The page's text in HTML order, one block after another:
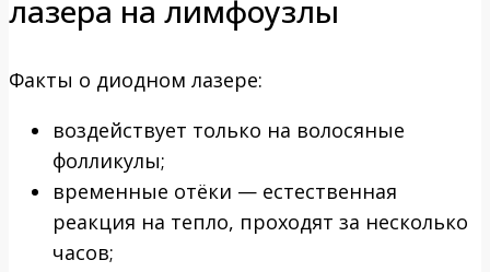
лазера на лимфоузлы
Факты о диодном лазере:
воздействует только на волосяные
фолликулы;
временные отёки — естественная
реакция на тепло, проходят за несколько
часов;